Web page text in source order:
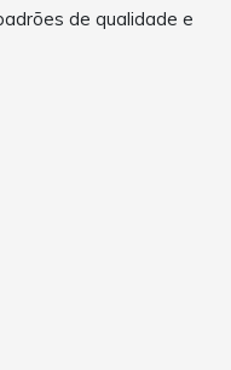
de qualidade e